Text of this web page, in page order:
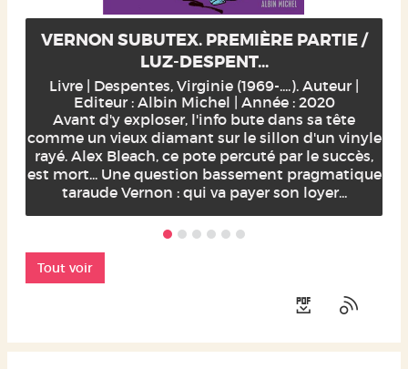
VERNON SUBUTEX. PREMIÈRE PARTIE /
LUZ-DESPENT...
Livre | Despentes, Virginie (1969-....). Auteur |
Editeur : Albin Michel | Année : 2020
Avant d'y exploser, l'info bute dans sa tête
comme un vieux diamant sur le sillon d'un vinyle
rayé. Alex Bleach, ce pote percuté par le succès,
est mort... Une question bassement pragmatique
taraude Vernon : qui va payer son loyer...
Tout voir